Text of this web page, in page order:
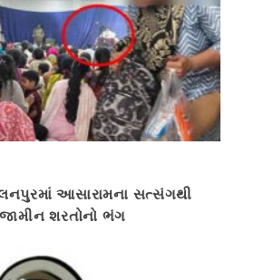
આસારામના સત્સંગથી
શરતોનો ભંગ